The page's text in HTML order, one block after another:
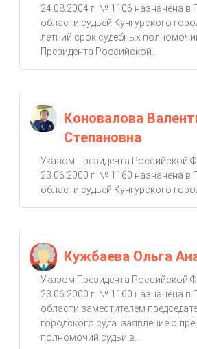
24.08.2004 г. № 1106 назначена в
области судьей Кунгурского
летний срок судебных
Президента Российской...
Коновалова
Степановна
Указом Президента Российской
23.06.2000 г. № 1160 назначена в
области судьей Кунгурского
Кужбаева Ольга
Указом Президента Российской
23.06.2000 г. № 1160 назначена в
области заместителем
городского суда. заявление о
полномочий судьи в...